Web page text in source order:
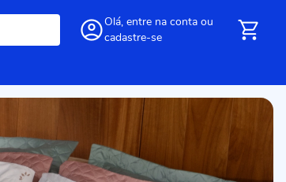
Olá, entre na conta ou
cadastre-se